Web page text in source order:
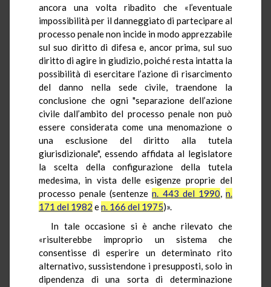
ancora una volta ribadito che «l’eventuale
impossibilità per il danneggiato di partecipare al
processo penale non incide in modo apprezzabile
sul suo diritto di difesa e, ancor prima, sul suo
diritto di agire in giudizio, poiché resta intatta la
possibilità di esercitare l’azione di risarcimento
del danno nella sede civile, traendone la
conclusione che ogni "separazione dell’azione
civile dall’ambito del processo penale non può
essere considerata come una menomazione o
una esclusione del diritto alla tutela
giurisdizionale", essendo affidata al legislatore
la scelta della configurazione della tutela
medesima, in vista delle esigenze proprie del
processo penale (sentenzen. 443 del 1990,n.
171 del 1982 en. 166 del 1975)».
In tale occasione si è anche rilevato che
«risulterebbe improprio un sistema che
consentisse di esperire un determinato rito
alternativo, sussistendone i presupposti, solo in
dipendenza di una sorta di determinazione